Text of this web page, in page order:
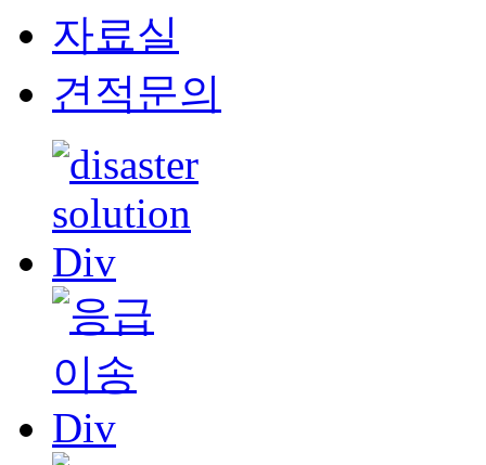
자료실
견적문의